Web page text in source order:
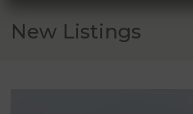
New Listings